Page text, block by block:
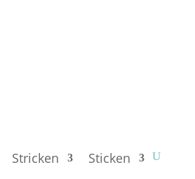
Stricken Sticken